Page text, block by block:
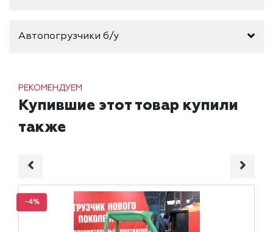
Автопогрузчики б/у
РЕКОМЕНДУЕМ
Купившие этот товар купили
также
-4%